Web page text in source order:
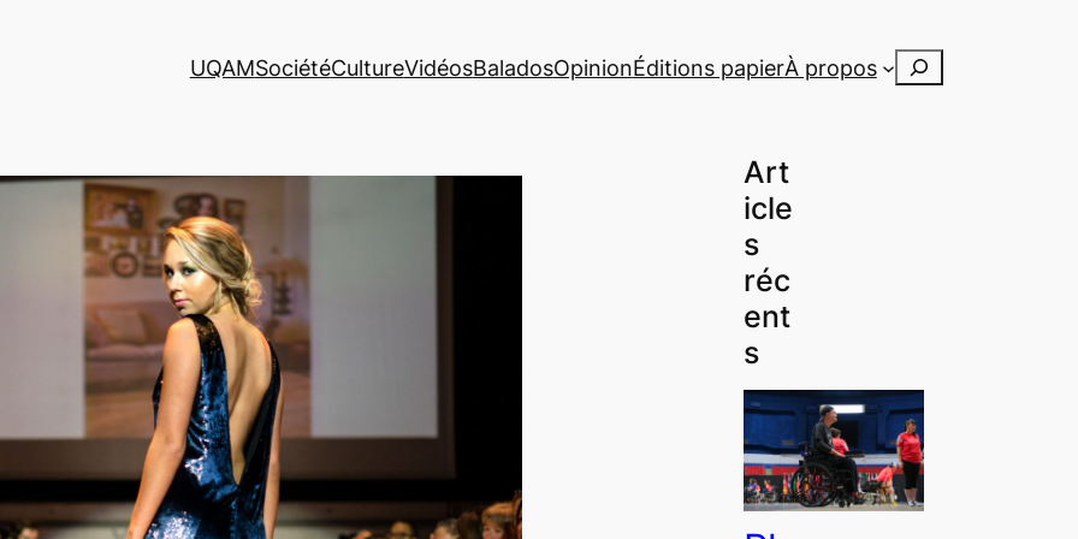
UQAMSociétéCultureVidéosBaladosOpinionÉditions papierÀ propos Rechercher
Art
icle
s
réc
ent
s